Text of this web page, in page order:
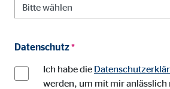
Datenschutz*
Ich habe die
werden, um mit mir